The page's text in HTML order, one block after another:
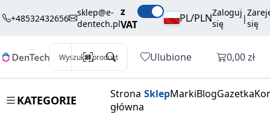
+48532432656
sklep@e-
dentech.pl
z
VAT
PL/PLNZaloguj
się
|się
Wyszukaj produkt Ulubione Otwórz
0,00 zł
KATEGORIE
Strona
główna
SklepMarkiBlogGazetka
PLUS 9G + 15
MIXING TIPS
brutto / szt.